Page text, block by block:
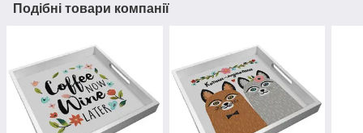
Подібні товари компанії